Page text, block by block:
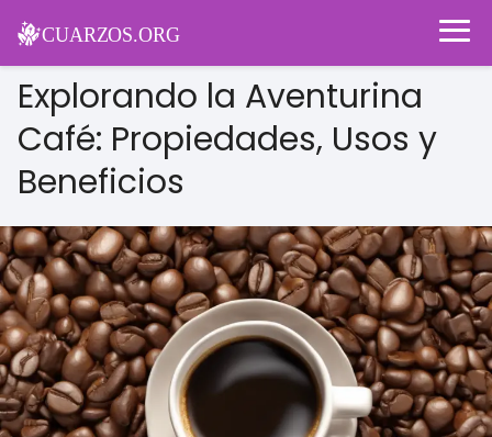
Explorando la Aventurina
Café: Propiedades, Usos y
Beneficios